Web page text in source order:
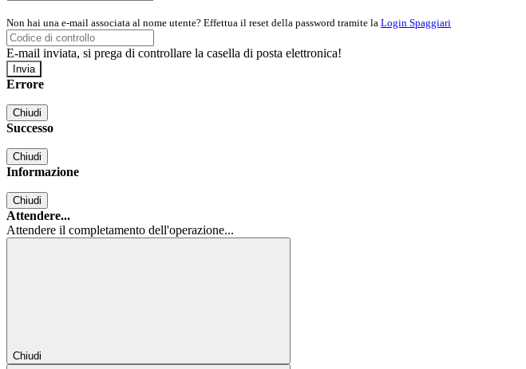
Non hai una e-mail associata al nome utente? Effettua il reset della password tramite la Login Spaggiari
E-mail inviata, si prega di controllare la casella di posta elettronica!
Errore
Chiudi
Successo
Chiudi
Informazione
Chiudi
Attendere...
Attendere il completamento dell'operazione...
Chiudi